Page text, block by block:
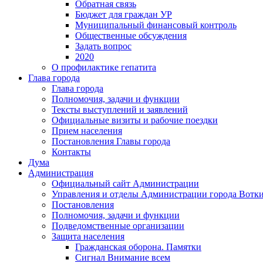
Обратная связь
Бюджет для граждан УР
Муниципальный финансовый контроль
Общественные обсуждения
Задать вопрос
2020
О профилактике гепатита
Глава города
Глава города
Полномочия, задачи и функции
Тексты выступлений и заявлений
Официальные визиты и рабочие поездки
Прием населения
Постановления Главы города
Контакты
Дума
Администрация
Официальный сайт Администрации
Управления и отделы Администрации города
Постановления
Полномочия, задачи и функции
Подведомственные организации
Защита населения
Гражданская оборона. Памятки
Сигнал Внимание всем